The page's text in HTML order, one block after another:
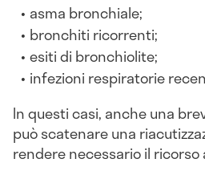
asma bronchiale;
bronchiti ricorrenti;
esiti di bronchiolite;
infezioni respiratorie
In questi casi, anche una
può scatenare una
rendere necessario il ricorso